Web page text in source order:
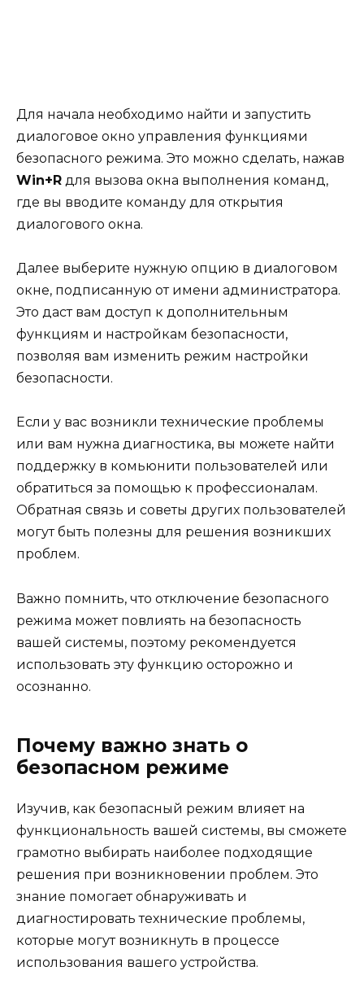
Для начала необходимо найти и запустить
диалоговое окно управления функциями
безопасного режима. Это можно сделать, нажав
Win+R для вызова окна выполнения команд,
где вы вводите команду для открытия
диалогового окна.
Далее выберите нужную опцию в диалоговом
окне, подписанную от имени администратора.
Это даст вам доступ к дополнительным
функциям и настройкам безопасности,
позволяя вам изменить режим настройки
безопасности.
Если у вас возникли технические проблемы
или вам нужна диагностика, вы можете найти
поддержку в комьюнити пользователей или
обратиться за помощью к профессионалам.
Обратная связь и советы других пользователей
могут быть полезны для решения возникших
проблем.
Важно помнить, что отключение безопасного
режима может повлиять на безопасность
вашей системы, поэтому рекомендуется
использовать эту функцию осторожно и
осознанно.
Почему важно знать о
безопасном режиме
Изучив, как безопасный режим влияет на
функциональность вашей системы, вы сможете
грамотно выбирать наиболее подходящие
решения при возникновении проблем. Это
знание помогает обнаруживать и
диагностировать технические проблемы,
которые могут возникнуть в процессе
использования вашего устройства.